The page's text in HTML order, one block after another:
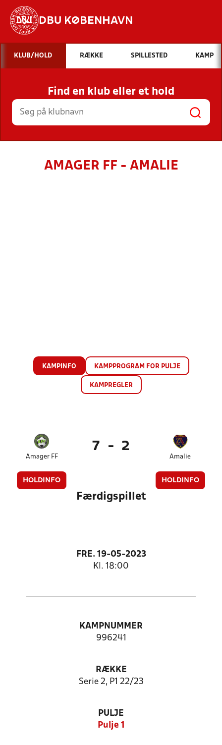
DBU KØBENHAVN
Hvad vil du søge efter?
INDHOLD OG NYHEDER
STILLINGER, RESULTATER, KLUBBER OG
HOLD
KLUB/HOLD RÆKKE SPILLESTED KAMP
Find en klub eller et hold
AMAGER FF - AMALIE
KAMPINFO KAMPPROGRAM FOR PULJE
KAMPREGLER
Amager FF
HOLDINFO
7 - 2
Amalie
HOLDINFO
Færdigspillet
FRE. 19-05-2023
Kl. 18:00
KAMPNUMMER
996241
RÆKKE
Serie 2, P1 22/23
PULJE
Pulje 1